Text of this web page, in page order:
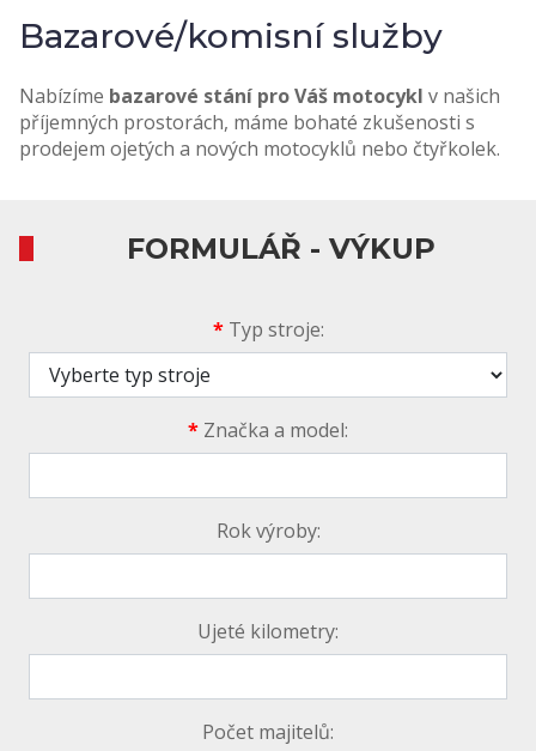
Bazarové/komisní služby
Nabízíme bazarové stání proVáš motocykl v našich
příjemných prostorách, máme bohaté zkušenosti s
prodejem ojetých a nových motocyklů nebo čtyřkolek.
FORMULÁŘ - VÝKUP
*Typ stroje:
* Značka a model:
Rok výroby:
Ujeté kilometry:
Počet majitelů: